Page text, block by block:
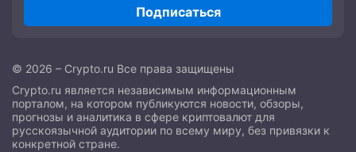
Подписаться
© 2026 – Crypto.ru Все права защищены
Crypto.ru является независимым информационным
порталом, на котором публикуются новости, обзоры,
прогнозы и аналитика в сфере криптовалют для
русскоязычной аудитории по всему миру, без привязки к
конкретной стране.